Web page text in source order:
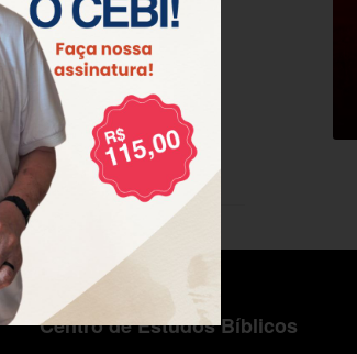
Centro de Estudos Bíblicos